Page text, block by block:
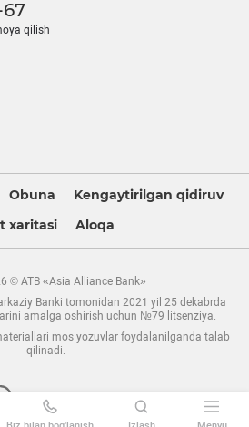
67
qilish
Obuna
Kengaytirilgan qidiruv
xaritasi
Aloqa
© ATB «Asia Alliance Bank»
Banki tomonidan 2021 yil 25 dekabrda
amalga oshirish uchun №79 litsenziya.
mos yozuvlar foydalanilganda talab
qilinadi.